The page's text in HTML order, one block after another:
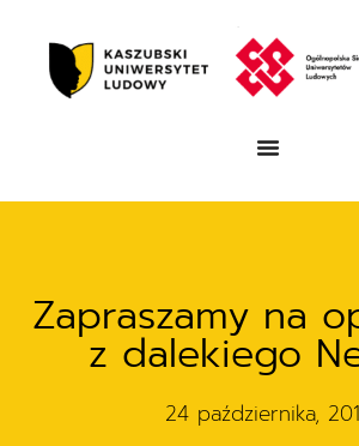
Zapraszamy na
z dalekiego
24 października,